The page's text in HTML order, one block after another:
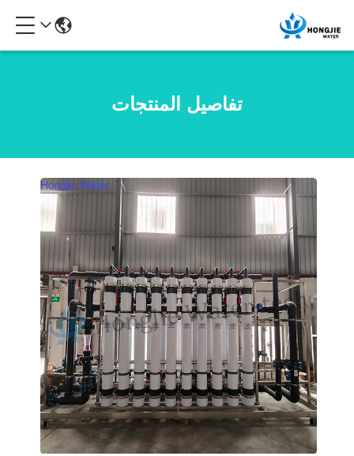
تفاصيل المنتجات